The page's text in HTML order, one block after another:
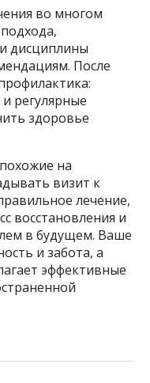
во многом
дисциплины
После
регулярные
здоровье
на
визит к
лечение,
восстановления и
в будущем. Ваше
и забота, а
эффективные